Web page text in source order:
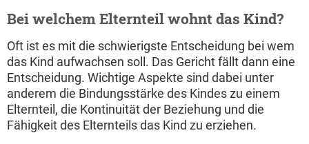
Bei welchem Elternteil wohnt das Kind?
Oft ist es mit die schwierigste Entscheidung bei wem
das Kind aufwachsen soll. Das Gericht fällt dann eine
Entscheidung. Wichtige Aspekte sind dabei unter
anderem die Bindungsstärke des Kindes zu einem
Elternteil, die Kontinuität der Beziehung und die
Fähigkeit des Elternteils das Kind zu erziehen.